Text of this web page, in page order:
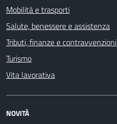
Mobilità e trasporti
Salute, benessere e assistenza
Tributi, finanze e contravvenzioni
Turismo
Vita lavorativa
NOVITÀ